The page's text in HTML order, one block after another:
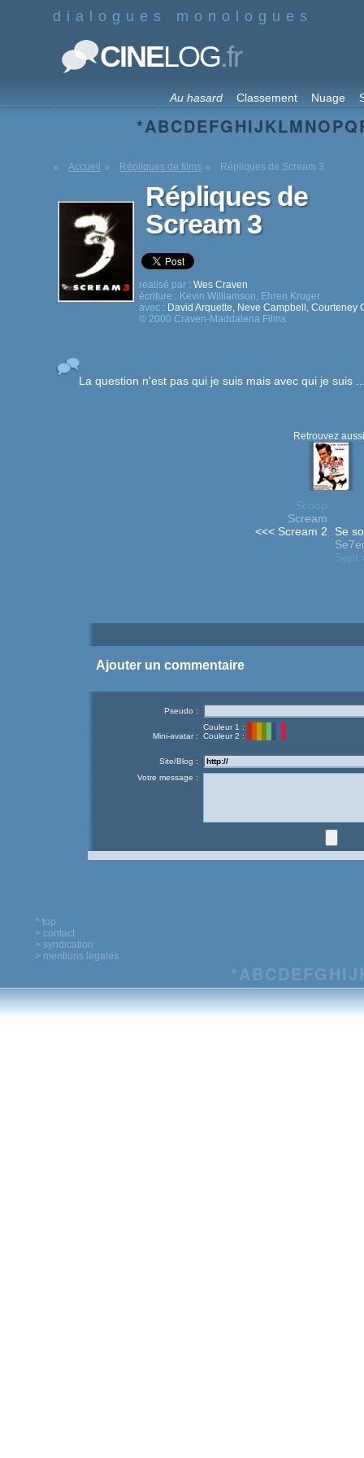
dialogues monologues
CINELOG.fr
Au hasard Classement Nuage
*ABCDEFGHIJKLMNOPQ
Accueil Répliques de films Répliques de Scream 3
Répliques de
Scream 3
realisé par : Wes Craven
écriture : Kevin Williamson, Ehren Kruger
avec : David Arquette, Neve Campbell , Courteney
© 2000 Craven-Maddalena Films
La question n'est pas qui je suis mais avec qui je suis
Retrouvez
Scoop
Scream
<<< Scream 2
Se
Sept
Ajouter un commentaire
Pseudo :
Mini-avatar :
Couleur 1 :
Couleur 2 :
Site/Blog :
Votre message :
^ top
> contact
> syndication
> mentions legales
*ABCDEFG HIJ